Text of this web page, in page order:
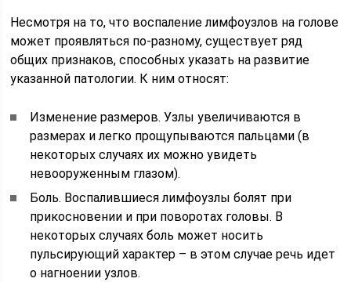
Несмотря на то, что воспаление лимфоузлов на голове
может проявляться по-разному, существует ряд
общих признаков, способных указать на развитие
указанной патологии. К ним относят:
Изменение размеров. Узлы увеличиваются в
размерах и легко прощупываются пальцами (в
некоторых случаях их можно увидеть
невооруженным глазом).
Боль. Воспалившиеся лимфоузлы болят при
прикосновении и при поворотах головы. В
некоторых случаях боль может носить
пульсирующий характер – в этом случае речь идет
о нагноении узлов.